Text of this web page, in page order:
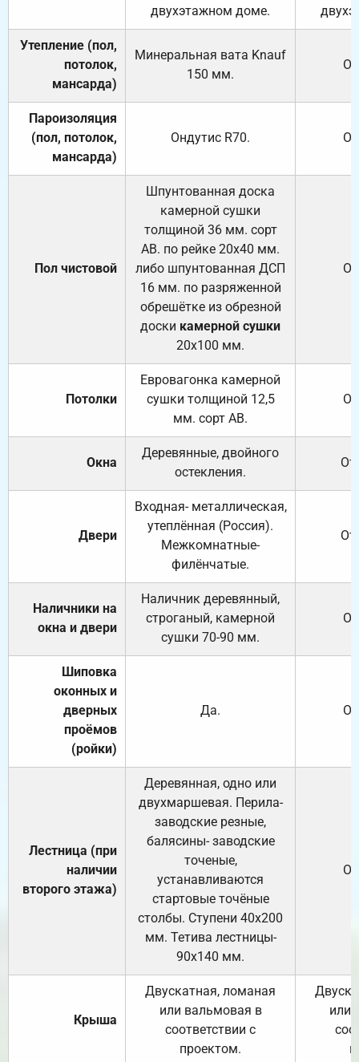
двухэтажном доме.
Утепление (пол,
потолок,
мансарда)
Минеральная вата Knauf
150 мм.
Пароизоляция
(пол, потолок,
мансарда)
Ондутис R70.
Пол чистовой
Шпунтованная доска
камерной сушки
толщиной 36 мм. сорт
АВ. по рейке 20х40 мм.
либо шпунтованная ДСП
16 мм. по разряженной
обрешётке из обрезной
доски камерной сушки
20х100 мм.
Потолки
Евровагонка камерной
сушки толщиной 12,5
мм. сорт АВ.
Окна
Деревянные, двойного
остекления.
Двери
Входная- металлическая,
утеплённая (Россия).
Межкомнатные-
филёнчатые.
Наличники на
окна и двери
Наличник деревянный,
строганый, камерной
сушки 70-90 мм.
Шиповка
оконных и
дверных
проёмов
(ройки)
Да.
Лестница (при
наличии
второго этажа)
Деревянная, одно или
двухмаршевая. Перила-
заводские резные,
балясины- заводские
точеные,
устанавливаются
стартовые точёные
столбы. Ступени 40х200
мм. Тетива лестницы-
90х140 мм.
Крыша
Двускатная, ломаная
или вальмовая в
соответствии с
проектом.
или